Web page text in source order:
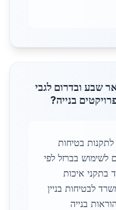
שבע ובדרום לגבי
בנייה?
בטיחות
לשימוש בברזל לפי
בתקני איכות
לבטיחות בניין
בנייה